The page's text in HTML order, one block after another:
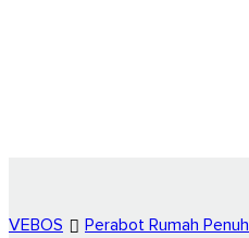
VEBOS Perabot Rumah Penuh